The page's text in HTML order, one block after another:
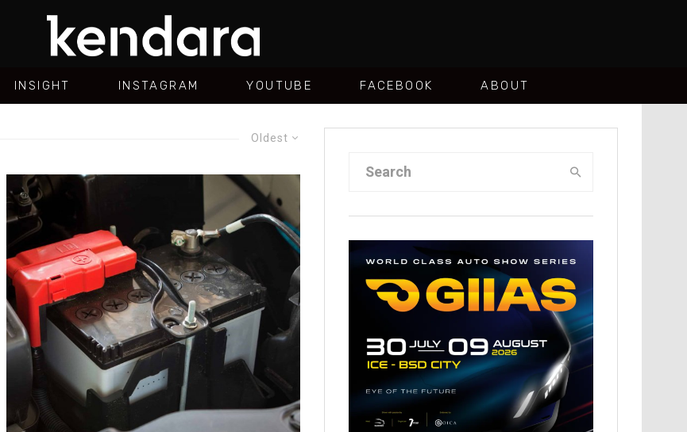
INSIGHT INSTAGRAM YOUTUBE FACEBOOK ABOUT
Oldest